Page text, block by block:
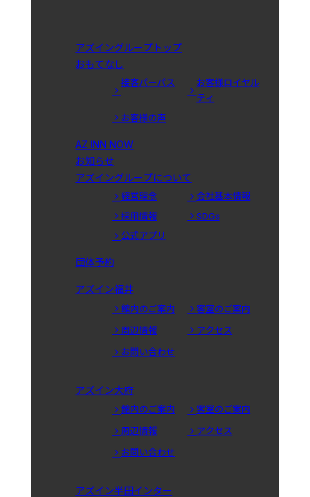
アズイングループトップ
おもてなし
接客パーパス
お客様ロイヤル
ティ
お客様の声
AZ INN NOW
お知らせ
アズイングループについて
経営理念
会社基本情報
採用情報
SDGs
公式アプリ
団体予約
アズイン福井
館内のご案内
客室のご案内
周辺情報
アクセス
お問い合わせ
アズイン大府
館内のご案内
客室のご案内
周辺情報
アクセス
お問い合わせ
アズイン半田インター